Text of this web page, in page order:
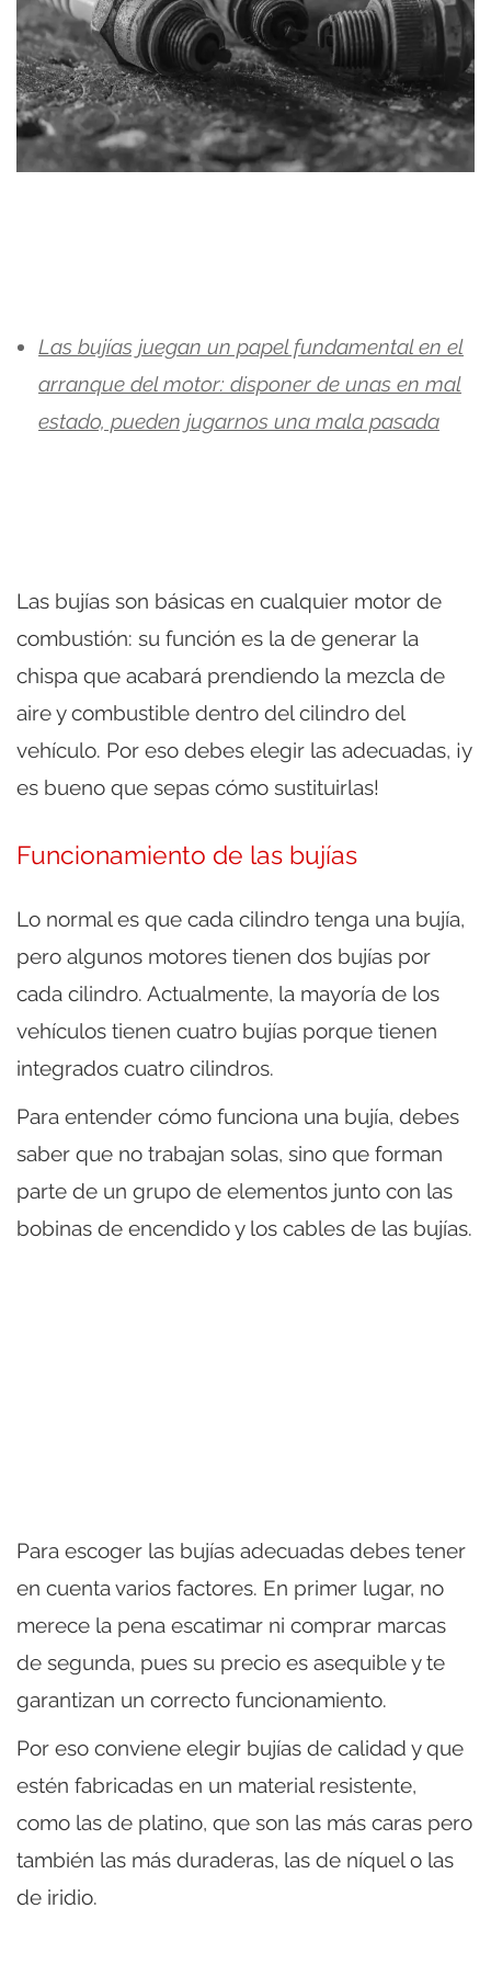
Las bujías juegan un papel fundamental en el
arranque del motor: disponer de unas en mal
estado, pueden jugarnos una mala pasada
Las bujías son básicas en cualquier motor de
combustión: su función es la de generar la
chispa que acabará prendiendo la mezcla de
aire y combustible dentro del cilindro del
vehículo. Por eso debes elegir las adecuadas, ¡y
es bueno que sepas cómo sustituirlas!
Funcionamiento de las bujías
Lo normal es que cada cilindro tenga una bujía,
pero algunos motores tienen dos bujías por
cada cilindro. Actualmente, la mayoría de los
vehículos tienen cuatro bujías porque tienen
integrados cuatro cilindros.
Para entender cómo funciona una bujía, debes
saber que no trabajan solas, sino que forman
parte de un grupo de elementos junto con las
bobinas de encendido y los cables de las bujías.
Para escoger las bujías adecuadas debes tener
en cuenta varios factores. En primer lugar, no
merece la pena escatimar ni comprar marcas
de segunda, pues su precio es asequible y te
garantizan un correcto funcionamiento.
Por eso conviene elegir bujías de calidad y que
estén fabricadas en un material resistente,
como las de platino, que son las más caras pero
también las más duraderas, las de níquel o las
de iridio.